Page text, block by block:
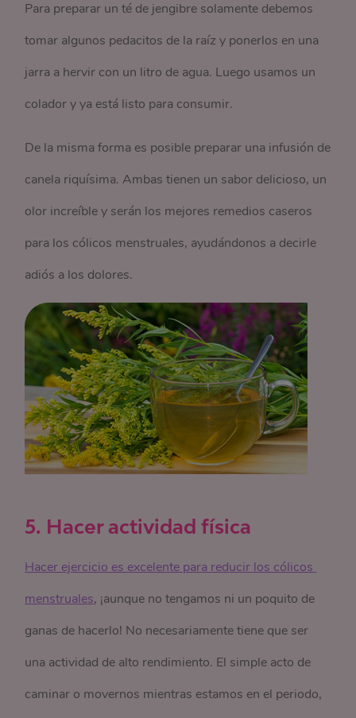
Para preparar un té de jengibre solamente debemos
tomar algunos pedacitos de la raíz y ponerlos en una
jarra a hervir con un litro de agua. Luego usamos un
colador y ya está listo para consumir.
De la misma forma es posible preparar una infusión de
canela riquísima. Ambas tienen un sabor delicioso, un
olor increíble y serán los mejores remedios caseros
para los cólicos menstruales, ayudándonos a decirle
adiós a los dolores.
5. Hacer actividad física
Hacer ejercicio es excelente para reducir los cólicos
menstruales, ¡aunque no tengamos ni un poquito de
ganas de hacerlo! No necesariamente tiene que ser
una actividad de alto rendimiento. El simple acto de
caminar o movernos mientras estamos en el periodo,